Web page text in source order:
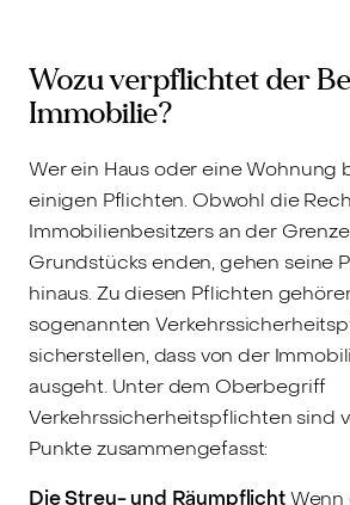
Wozu verpflichtet der
Immobilie?
Wer ein Haus oder eine Wohnung
einigen Pflichten. Obwohl die
Immobilienbesitzers an der
Grundstücks enden, gehen seine
hinaus. Zu diesen Pflichten
sogenannten
sicherstellen, dass von der
ausgeht. Unter dem Oberbegriff
Verkehrssicherheitspflichten sind
Punkte zusammengefasst:
Die Streu- und RäumpflichtWenn